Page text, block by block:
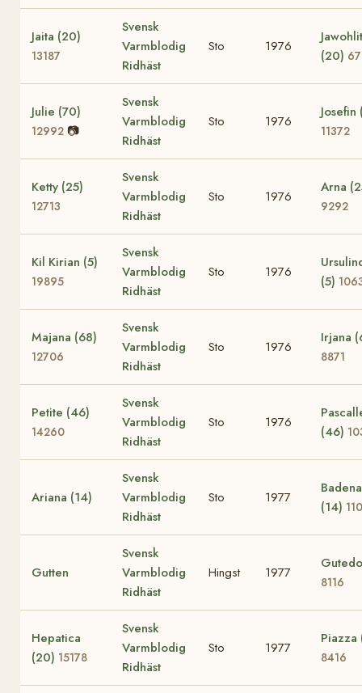
Jaita (20)
13187
Svensk
Varmblodig
Ridhäst
Sto 1976
(20)
Julie (70)
12992 📷
Svensk
Varmblodig
Ridhäst
Sto 1976
Josefin
11372
Ketty (25)
12713
Svensk
Varmblodig
Ridhäst
Sto 1976
Arna
9292
Kil Kirian (5)
19895
Svensk
Varmblodig
Ridhäst
Sto 1976
(5)
Majana (68)
12706
Svensk
Varmblodig
Ridhäst
Sto 1976
Irjana
8871
Petite (46)
14260
Svensk
Varmblodig
Ridhäst
Sto 1976
(46)
Ariana (14)
Svensk
Varmblodig
Ridhäst
Sto 1977
(14)
Gutten
Svensk
Varmblodig
Ridhäst
Hingst 1977
8116
Hepatica
(20) 15178
Svensk
Varmblodig
Ridhäst
Sto 1977
Piazza
8416